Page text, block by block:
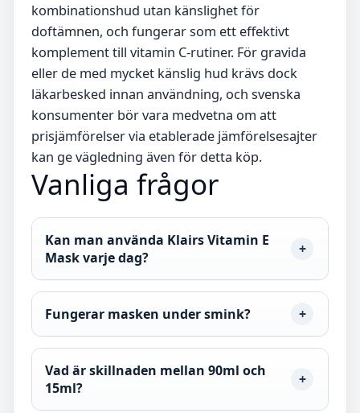
kombinationshud utan känslighet för
doftämnen, och fungerar som ett effektivt
komplement till vitamin C-rutiner. För gravida
eller de med mycket känslig hud krävs dock
läkarbesked innan användning, och svenska
konsumenter bör vara medvetna om att
prisjämförelser via etablerade jämförelsesajter
kan ge vägledning även för detta köp.
Vanliga frågor
Kan man använda Klairs Vitamin E
Mask varje dag?
Fungerar masken under smink?
Vad är skillnaden mellan 90ml och
15ml?